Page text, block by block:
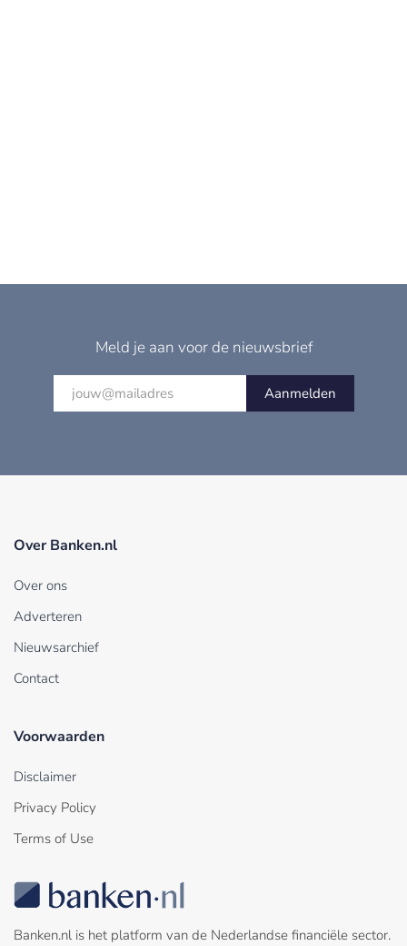
Meld je aan voor de nieuwsbrief
Aanmelden
Over Banken.nl
Over ons
Adverteren
Nieuwsarchief
Contact
Voorwaarden
Disclaimer
Privacy Policy
Terms of Use
Banken.nl is het platform van de Nederlandse financiële sector.